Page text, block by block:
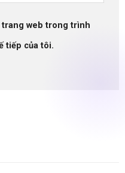
trang web trong trình
tiếp của tôi.